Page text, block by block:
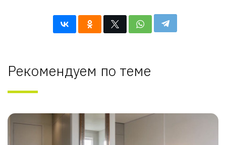
Рекомендуем по теме